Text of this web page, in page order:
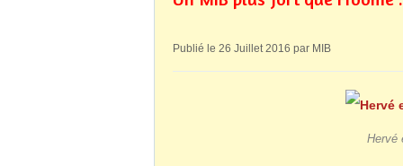
Publié le 26 Juillet 2016 par MIB
Hervé